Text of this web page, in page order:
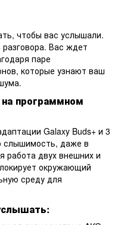
чтобы вас услышали.
разговора. Вас ждет
паре
которые узнают ваш
программном
Galaxy Buds+ и 3
слышимость, даже в
двух внешних и
окружающий
среду для